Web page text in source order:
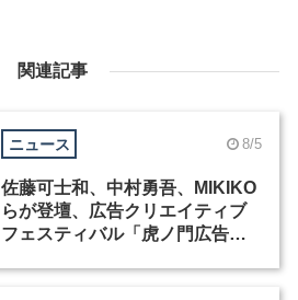
関連記事
ニュース 8/5
佐藤可士和、中村勇吾、MIKIKO
らが登壇、広告クリエイティブ
フェスティバル「虎ノ門広告